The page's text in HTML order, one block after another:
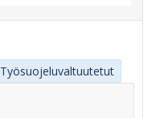
Työsuojeluvaltuutetut